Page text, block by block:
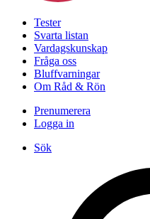
Tester
Svarta listan
Vardagskunskap
Fråga oss
Bluffvarningar
Om Råd & Rön
Prenumerera
Logga in
Sök